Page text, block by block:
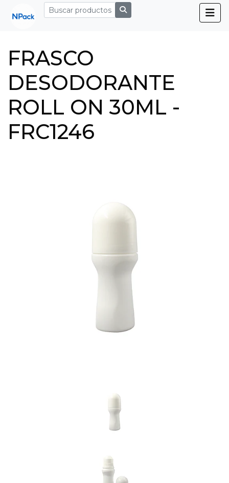
FRASCO
DESODORANTE
ROLL ON 30ML -
FRC1246